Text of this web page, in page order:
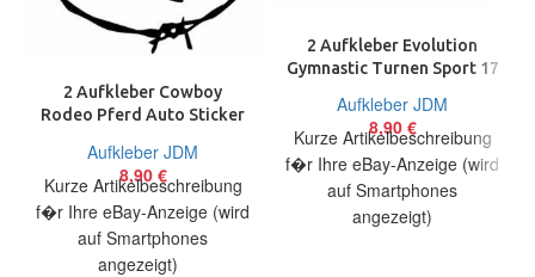
2 Aufkleber Cowboy
Rodeo Pferd Auto Sticker
Aufkleber JDM
8,90 €
Kurze Artikelbeschreibung
f�r Ihre eBay-Anzeige (wird
auf Smartphones
angezeigt)
2 Aufkleber Evolution
Gymnastic Turnen Sport 17
Aufkleber JDM
8,90 €
Kurze Artikelbeschreibung
f�r Ihre eBay-Anzeige (wird
auf Smartphones
angezeigt)